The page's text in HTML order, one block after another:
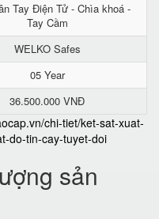
Tay Điện Tử - Chìa khoá -
Tay Cầm
WELKO Safes
05 Year
36.500.000 VNĐ
chi-tiet/ket-sat-xuat-
do-tin-cay-tuyet-doi
sản